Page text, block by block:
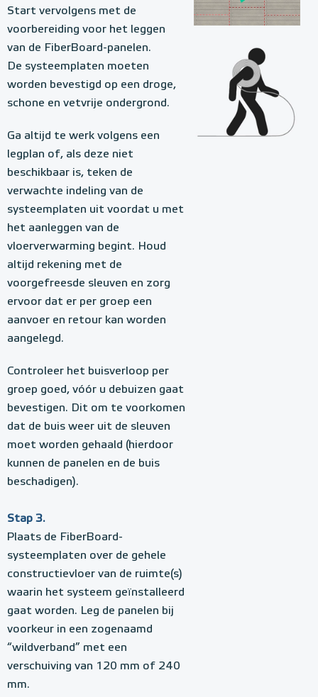
Start vervolgens met de
voorbereiding voor het leggen
van de FiberBoard-panelen.
De systeemplaten moeten
worden bevestigd op een droge,
schone en vetvrije ondergrond.
Ga altijd te werk volgens een
legplan of, als deze niet
beschikbaar is, teken de
verwachte indeling van de
systeemplaten uit voordat u met
het aanleggen van de
vloerverwarming begint. Houd
altijd rekening met de
voorgefreesde sleuven en zorg
ervoor dat er per groep een
aanvoer en retour kan worden
aangelegd.
Controleer het buisverloop per
groep goed, vóór u debuizen gaat
bevestigen. Dit om te voorkomen
dat de buis weer uit de sleuven
moet worden gehaald (hierdoor
kunnen de panelen en de buis
beschadigen).
Stap 3.
Plaats de FiberBoard-
systeemplaten over de gehele
constructievloer van de ruimte(s)
waarin het systeem geïnstalleerd
gaat worden. Leg de panelen bij
voorkeur in een zogenaamd
“wildverband” met een
verschuiving van 120 mm of 240
mm.